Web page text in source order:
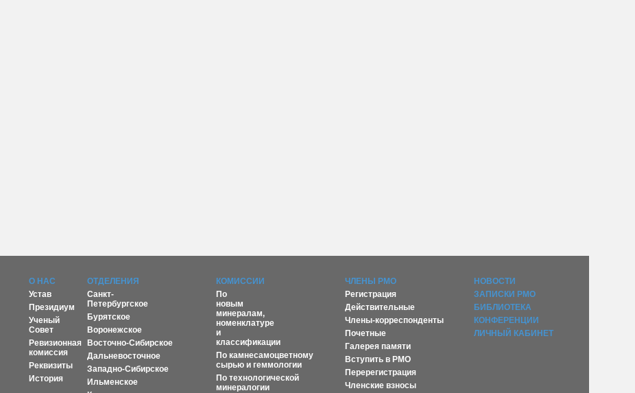
О НАС
Устав
Президиум
Ученый
Совет
Ревизионная
комиссия
Реквизиты
История
ОТДЕЛЕНИЯ
Санкт-
Петербургское
Бурятское
Воронежское
Восточно-Сибирское
Дальневосточное
Западно-Сибирское
Ильменское
КОМИССИИ
По
новым
минералам,
номенклатуре
и
классификации
По камнесамоцветному
сырью и геммологии
По технологической
минералогии
ЧЛЕНЫ РМО
Регистрация
Действительные
Члены-корреспонденты
Почетные
Галерея памяти
Вступить в РМО
Перерегистрация
Членские взносы
НОВОСТИ
ЗАПИСКИ РМО
БИБЛИОТЕКА
КОНФЕРЕНЦИИ
ЛИЧНЫЙ КАБИНЕТ